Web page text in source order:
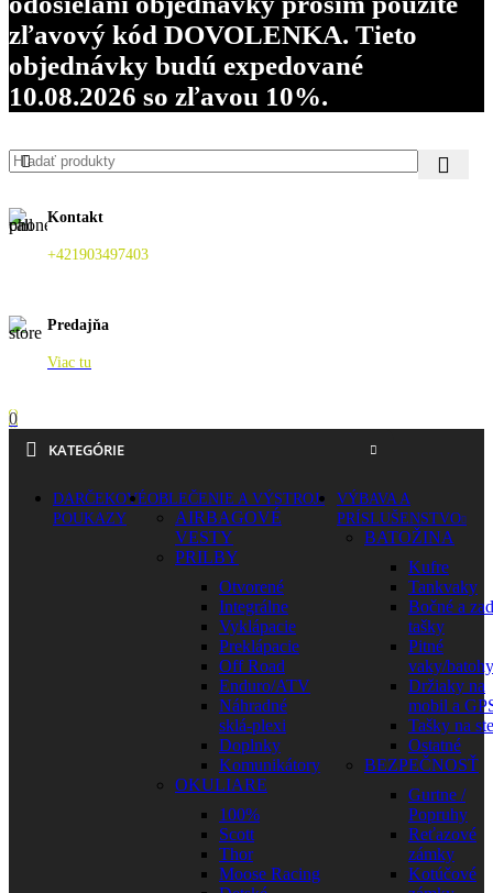
zľavový kód DOVOLENKA. Tieto
objednávky budú expedované
10.08.2026 so zľavou 10%.
Kontakt
+421903497403
Predajňa
Viac tu
0
KATEGÓRIE
DARČEKOVÉ
POUKAZY
OBLEČENIE A VÝSTROJ
AIRBAGOVÉ
VESTY
PRILBY
Otvorené
Integrálne
Vyklápacie
Preklápacie
Off Road
Enduro/ATV
Náhradné
sklá-plexi
Doplnky
Komunikátory
OKULIARE
100%
Scott
Thor
Moose Racing
VÝBAVA A
PRÍSLUŠENSTVO
BATOŽINA
Kufre
Tankvaky
Bočné a
tašky
Pitné
vaky/batohy
Držiaky na
mobil a
Tašky na
Ostatné
BEZPEČNOSŤ
Gurtne /
Popruhy
Reťazové
zámky
Kotúčové